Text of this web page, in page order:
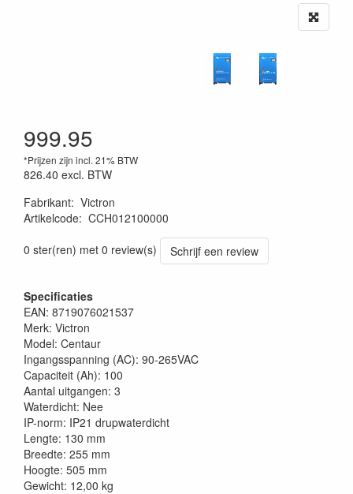
999.95
*Prijzen zijn incl. 21% BTW
826.40 excl. BTW
Fabrikant: Victron
Artikelcode: CCH012100000
0 ster(ren) met 0 review(s)
Schrijf een review
Specificaties
EAN: 8719076021537
Merk: Victron
Model: Centaur
Ingangsspanning (AC): 90-265VAC
Capaciteit (Ah): 100
Aantal uitgangen: 3
Waterdicht: Nee
IP-norm: IP21 drupwaterdicht
Lengte: 130 mm
Breedte: 255 mm
Hoogte: 505 mm
Gewicht: 12,00 kg